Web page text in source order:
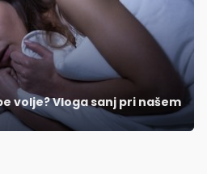
volje? Vloga sanj pri našem